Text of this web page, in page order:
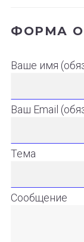
ФОРМА
Ваше имя
Ваш Email
Тема
Сообщение